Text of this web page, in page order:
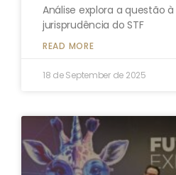
Análise explora a questão
jurisprudência do STF
READ MORE
18 de September de 2025